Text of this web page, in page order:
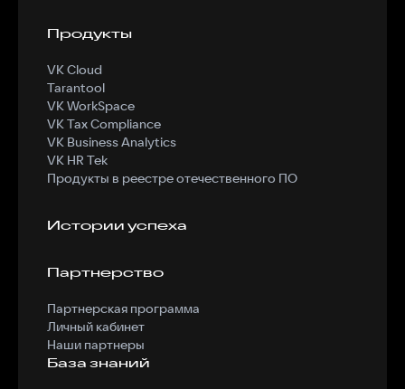
Продукты
VK Cloud
Tarantool
VK WorkSpace
VK Tax Compliance
VK Business Analytics
VK HR Tek
Продукты в реестре отечественного ПО
Истории успеха
Партнерство
Партнерская программа
Личный кабинет
Наши партнеры
База знаний